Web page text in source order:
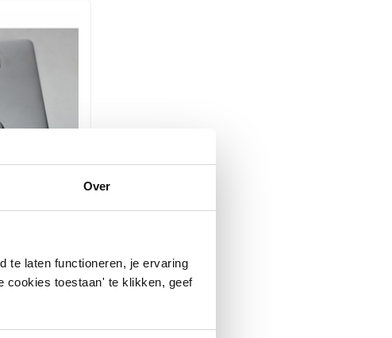
Over
te laten functioneren, je ervaring
cookies toestaan' te klikken, geef
8Mm
het
98,00